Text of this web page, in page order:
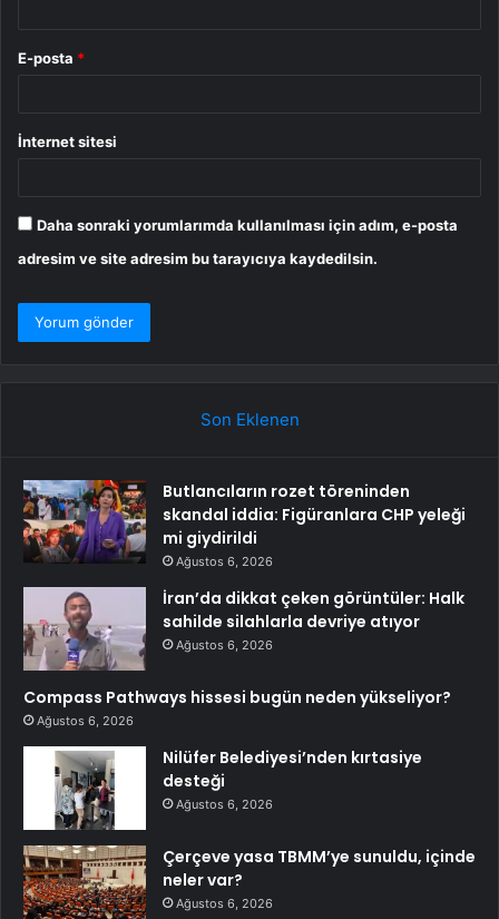
E-posta *
İnternet sitesi
Daha sonraki yorumlarımda kullanılması için adım, e-posta
adresim ve site adresim bu tarayıcıya kaydedilsin.
Son Eklenen
Butlancıların rozet töreninden
skandal iddia: Figüranlara CHP yeleği
mi giydirildi
Ağustos 6, 2026
İran’da dikkat çeken görüntüler: Halk
sahilde silahlarla devriye atıyor
Ağustos 6, 2026
Compass Pathways hissesi bugün neden yükseliyor?
Ağustos 6, 2026
Nilüfer Belediyesi’nden kırtasiye
desteği
Ağustos 6, 2026
Çerçeve yasa TBMM’ye sunuldu, içinde
neler var?
Ağustos 6, 2026